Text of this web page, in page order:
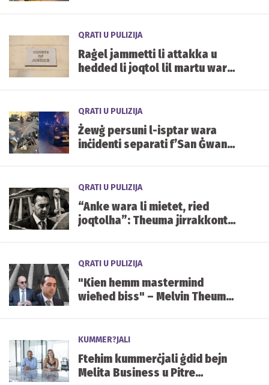
QRATI U PULIZIJA
Raġel jammetti li attakka u
hedded li joqtol lil martu wara
QRATI U PULIZIJA
Żewġ persuni l-isptar wara
inċidenti separati f’San Ġwann
QRATI U PULIZIJA
“Anke wara li mietet, ried
joqtolha”: Theuma jirrakkonta
QRATI U PULIZIJA
"Kien hemm mastermind
wieħed biss" – Melvin Theuma
Galizia
KUMMER?JALI
Ftehim kummerċjali ġdid bejn
Melita Business u Pitre